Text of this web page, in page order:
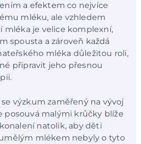
a efektem co nejvíce
mléku, ale vzhledem
mléka je velice komplexní,
spousta a zároveň každá
mléka důležitou roli,
připravit jeho přesnou
výzkum zaměřený na vývoj
posouvá malými krůčky blíže
natolik, aby děti
mlékem nebyly o tyto